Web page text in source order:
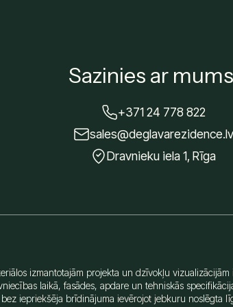
Sazinies ar
+371 24 778 822
sales@deglavarezidence.lv
Dravnieku iela 1, Rīga
izmantotajām projekta un dzīvokļu vizualizācijām
laikā, fasādes, apdare un tehniskās
bez iepriekšēja brīdinājuma ievērojot jebkuru noslēgta